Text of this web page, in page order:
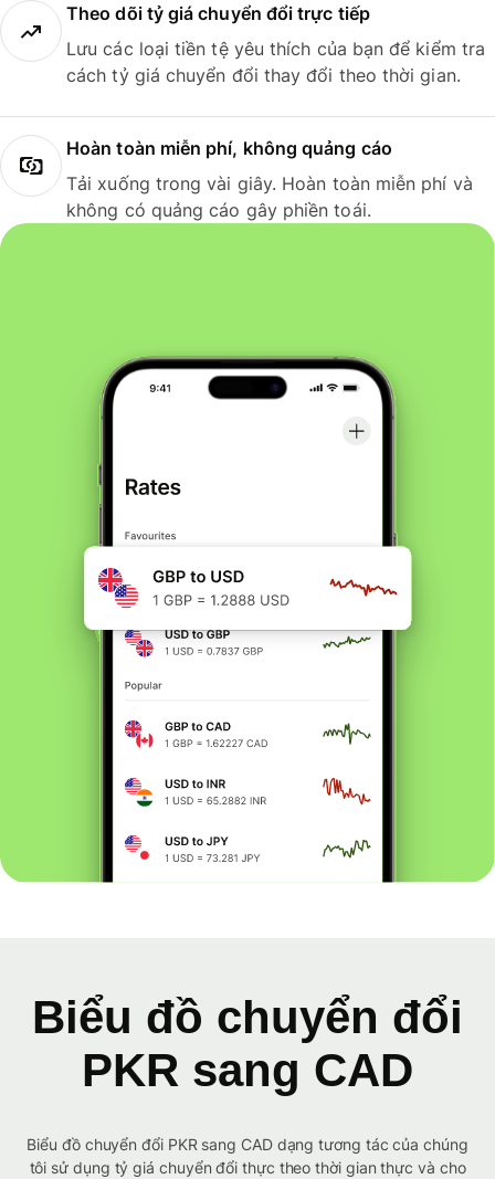
Theo dõi tỷ giá chuyển đổi trực tiếp
Lưu các loại tiền tệ yêu thích của bạn để kiểm tra
cách tỷ giá chuyển đổi thay đổi theo thời gian.
Hoàn toàn miễn phí, không quảng cáo
Tải xuống trong vài giây. Hoàn toàn miễn phí và
không có quảng cáo gây phiền toái.
Biểu đồ chuyển đổi
PKR sang CAD
Biểu đồ chuyển đổi PKR sang CAD dạng tương tác của chúng
tôi sử dụng tỷ giá chuyển đổi thực theo thời gian thực và cho